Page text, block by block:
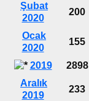
Şubat
2020
200
Ocak
2020
155
2019 2898
Aralık
2019
233